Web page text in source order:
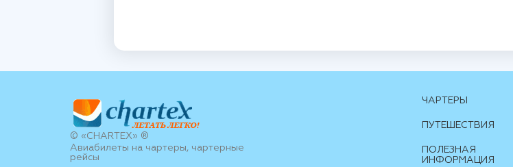
© «CHARTEX» ®
Авиабилеты на чартеры, чартерные
рейсы
ЧАРТЕРЫ
ПУТЕШЕСТВИЯ
ПОЛЕЗНАЯ
ИНФОРМАЦИЯ